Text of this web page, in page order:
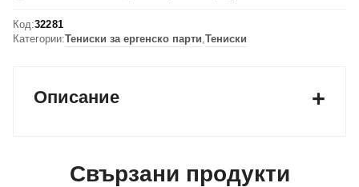
Код:32281
Категории:Тениски за ергенско парти Тениски
Описание
Свързани продукти